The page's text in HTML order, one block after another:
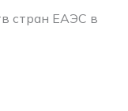
стран ЕАЭС в